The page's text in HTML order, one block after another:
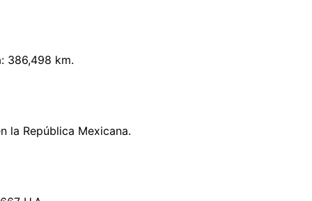
386,498 km.
la República Mexicana.